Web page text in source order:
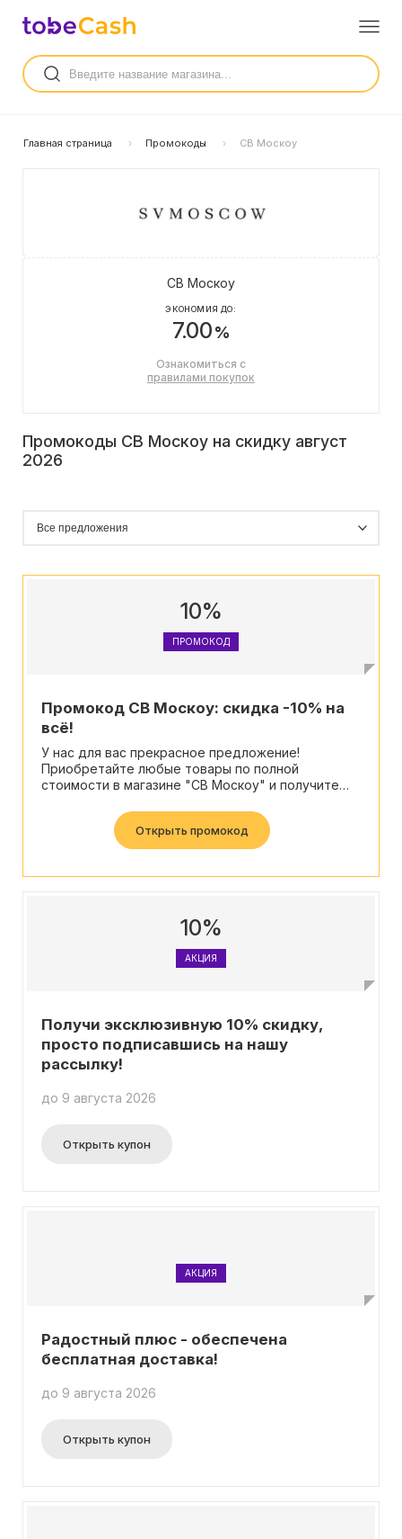
Главная страница Промокоды СВ Москоу
СВ Москоу
ЭКОНОМИЯ ДО:
7.00%
Ознакомиться с
правилами покупок
Промокоды СВ Москоу на скидку август
2026
10%
ПРОМОКОД
Промокод СВ Москоу: скидка -10% на
всё!
У нас для вас прекрасное предложение!
Приобретайте любые товары по полной
стоимости в магазине "СВ Москоу" и получите
Essentias. Не упустите возможность обновить
гардероб по выгодной цене!
Открыть промокод
10%
АКЦИЯ
Получи эксклюзивную 10% скидку,
просто подписавшись на нашу
рассылку!
до 9 августа 2026
Открыть купон
АКЦИЯ
Радостный плюс - обеспечена
бесплатная доставка!
до 9 августа 2026
Открыть купон